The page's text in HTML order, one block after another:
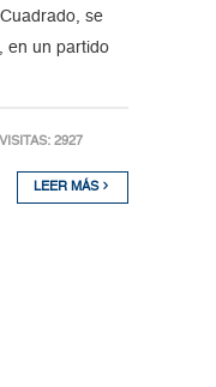
se
en un partido
2927
LEER MÁS